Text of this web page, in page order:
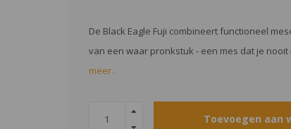
De Black Eagle Fuji combineert functioneel
van een waar pronkstuk - een mes dat je
meer..
Toevoegen aan